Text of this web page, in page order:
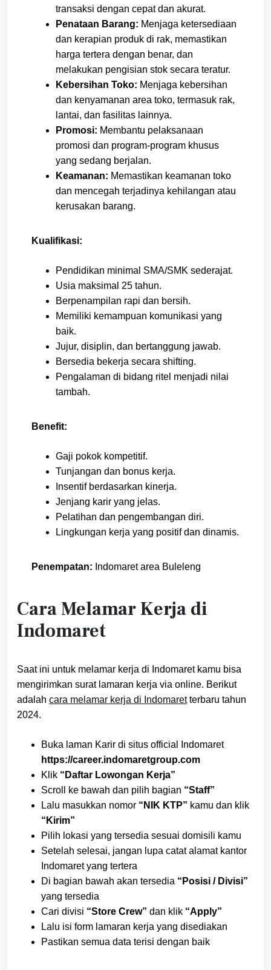
transaksi dengan cepat dan akurat.
Penataan Barang: Menjaga ketersediaan
dan kerapian produk di rak, memastikan
harga tertera dengan benar, dan
melakukan pengisian stok secara teratur.
Kebersihan Toko: Menjaga kebersihan
dan kenyamanan area toko, termasuk rak,
lantai, dan fasilitas lainnya.
Promosi: Membantu pelaksanaan
promosi dan program-program khusus
yang sedang berjalan.
Keamanan: Memastikan keamanan toko
dan mencegah terjadinya kehilangan atau
kerusakan barang.
Kualifikasi:
Pendidikan minimal SMA/SMK sederajat.
Usia maksimal 25 tahun.
Berpenampilan rapi dan bersih.
Memiliki kemampuan komunikasi yang
baik.
Jujur, disiplin, dan bertanggung jawab.
Bersedia bekerja secara shifting.
Pengalaman di bidang ritel menjadi nilai
tambah.
Benefit:
Gaji pokok kompetitif.
Tunjangan dan bonus kerja.
Insentif berdasarkan kinerja.
Jenjang karir yang jelas.
Pelatihan dan pengembangan diri.
Lingkungan kerja yang positif dan dinamis.
Penempatan: Indomaret area Buleleng
Cara Melamar Kerja di
Indomaret
Saat ini untuk melamar kerja di Indomaret kamu bisa
mengirimkan surat lamaran kerja via online. Berikut
adalah cara melamar kerja di Indomaretterbaru tahun
2024.
Buka laman Karir di situs official Indomaret
https://career.indomaretgroup.com
Klik “Daftar Lowongan Kerja”
Scroll ke bawah dan pilih bagian “Staff”
Lalu masukkan nomor “NIK KTP” kamu dan klik
“Kirim”
Pilih lokasi yang tersedia sesuai domisili kamu
Setelah selesai, jangan lupa catat alamat kantor
Indomaret yang tertera
Di bagian bawah akan tersedia “Posisi / Divisi”
yang tersedia
Cari divisi “Store Crew” dan klik “Apply”
Lalu isi form lamaran kerja yang disediakan
Pastikan semua data terisi dengan baik